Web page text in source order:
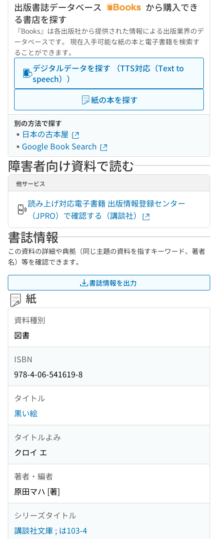
出版書誌データベース
から購入でき
る書店を探す
『Books』は各出版社から提供された情報による出版業界のデ
ータベースです。 現在入手可能な紙の本と電子書籍を検索す
ることができます。
デジタルデータを探す （TTS対応（Text to
speech））
紙の本を探す
別の方法で探す
日本の古本屋
Google Book Search
障害者向け資料で読む
他サービス
読み上げ対応電子書籍 出版情報登録センター
（JPRO）で確認する（講談社）
書誌情報
この資料の詳細や典拠（同じ主題の資料を指すキーワード、著者
名）等を確認できます。
書誌情報を出力
紙
資料種別
図書
ISBN
978-4-06-541619-8
タイトル
黒い絵
タイトルよみ
クロイ エ
著者・編者
原田マハ [著]
シリーズタイトル
講談社文庫 ; は103-4